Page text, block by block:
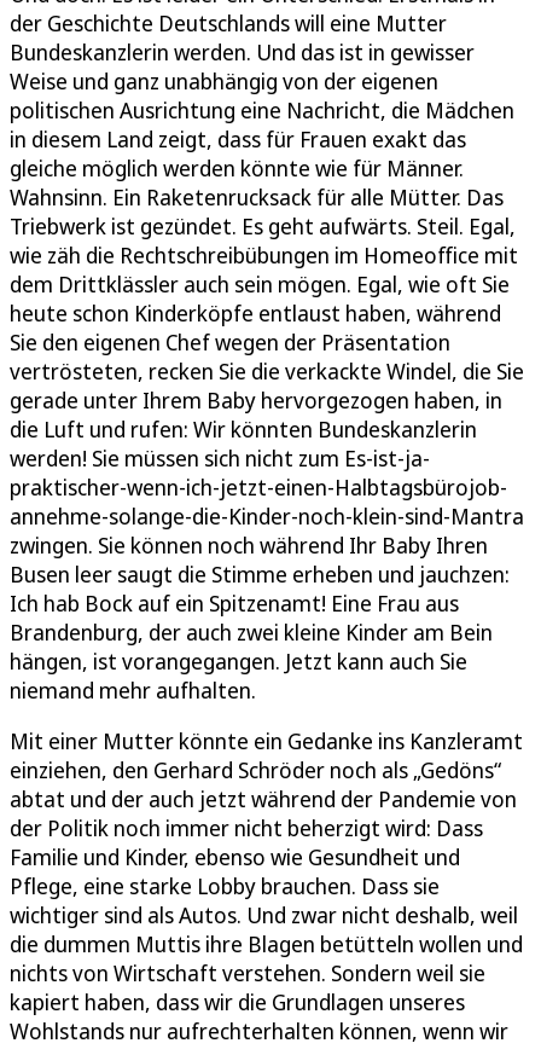
der Geschichte Deutschlands will eine Mutter
Bundeskanzlerin werden. Und das ist in gewisser
Weise und ganz unabhängig von der eigenen
politischen Ausrichtung eine Nachricht, die Mädchen
in diesem Land zeigt, dass für Frauen exakt das
gleiche möglich werden könnte wie für Männer.
Wahnsinn. Ein Raketenrucksack für alle Mütter. Das
Triebwerk ist gezündet. Es geht aufwärts. Steil. Egal,
wie zäh die Rechtschreibübungen im Homeoffice mit
dem Drittklässler auch sein mögen. Egal, wie oft Sie
heute schon Kinderköpfe entlaust haben, während
Sie den eigenen Chef wegen der Präsentation
vertrösteten, recken Sie die verkackte Windel, die Sie
gerade unter Ihrem Baby hervorgezogen haben, in
die Luft und rufen: Wir könnten Bundeskanzlerin
werden! Sie müssen sich nicht zum Es-ist-ja-
praktischer-wenn-ich-jetzt-einen-Halbtagsbürojob-
annehme-solange-die-Kinder-noch-klein-sind-Mantra
zwingen. Sie können noch während Ihr Baby Ihren
Busen leer saugt die Stimme erheben und jauchzen:
Ich hab Bock auf ein Spitzenamt! Eine Frau aus
Brandenburg, der auch zwei kleine Kinder am Bein
hängen, ist vorangegangen. Jetzt kann auch Sie
niemand mehr aufhalten.
Mit einer Mutter könnte ein Gedanke ins Kanzleramt
einziehen, den Gerhard Schröder noch als „Gedöns“
abtat und der auch jetzt während der Pandemie von
der Politik noch immer nicht beherzigt wird: Dass
Familie und Kinder, ebenso wie Gesundheit und
Pflege, eine starke Lobby brauchen. Dass sie
wichtiger sind als Autos. Und zwar nicht deshalb, weil
die dummen Muttis ihre Blagen betütteln wollen und
nichts von Wirtschaft verstehen. Sondern weil sie
kapiert haben, dass wir die Grundlagen unseres
Wohlstands nur aufrechterhalten können, wenn wir